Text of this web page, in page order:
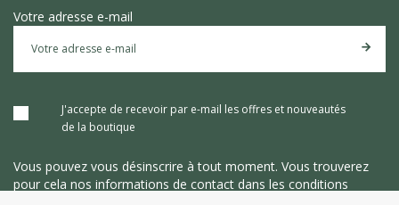
Votre adresse e-mail
J'accepte de recevoir par e-mail les offres et nouveautés
de la boutique
Vous pouvez vous désinscrire à tout moment. Vous trouverez
pour cela nos informations de contact dans les conditions